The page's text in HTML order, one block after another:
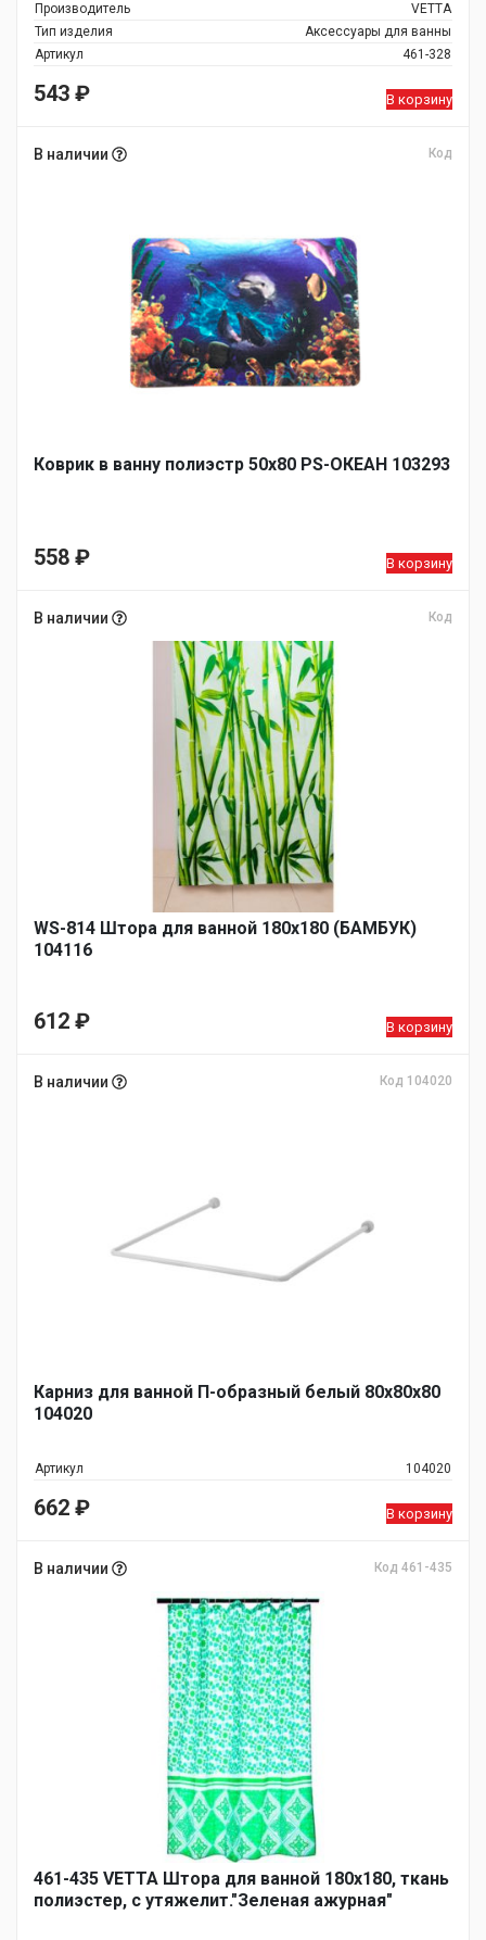
Производитель
VETTA
Тип изделия
Аксессуары для ванны
Артикул
461-328
543 ₽ В корзину
В наличии Код
Коврик в ванну полиэстр 50х80 PS-ОКЕАН 103293
558 ₽ В корзину
В наличии Код
WS-814 Штора для ванной 180х180 (БАМБУК)
104116
612 ₽ В корзину
В наличии Код 104020
Карниз для ванной П-образный белый 80х80х80
104020
Артикул 104020
662 ₽ В корзину
В наличии Код 461-435
461-435 VETTA Штора для ванной 180х180, ткань
полиэстер, с утяжелит."Зеленая ажурная"